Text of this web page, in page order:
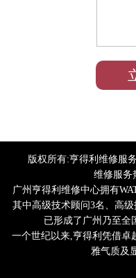
版权所有:亨得利维修服
维修服务
广州亨得利维修中心拥有
其中高级技术顾问3名、高
已形成了广州乃至全
一个世纪以来,亨得利凭借卓
雅气质及